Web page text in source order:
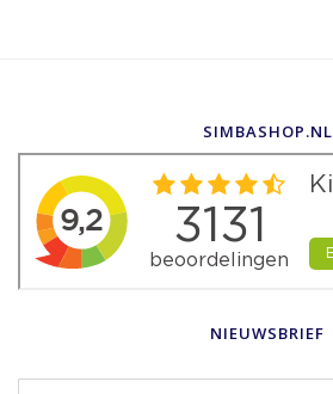
SIMBASHOP.NL
NIEUWSBRIEF